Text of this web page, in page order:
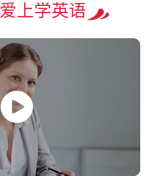
爱上学英语